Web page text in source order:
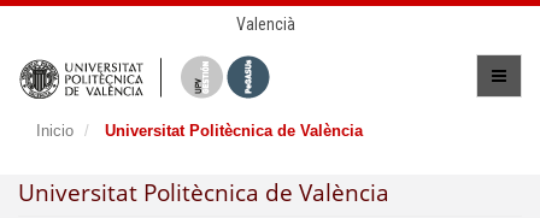
Valencià
Inicio Universitat Politècnica de València
Universitat Politècnica de València